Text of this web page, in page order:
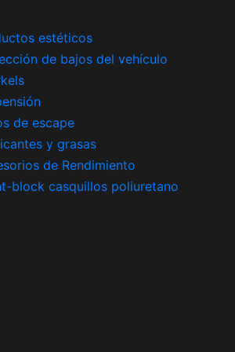
estéticos
de bajos del vehículo
de escape
y grasas
de Rendimiento
block casquillos poliuretano